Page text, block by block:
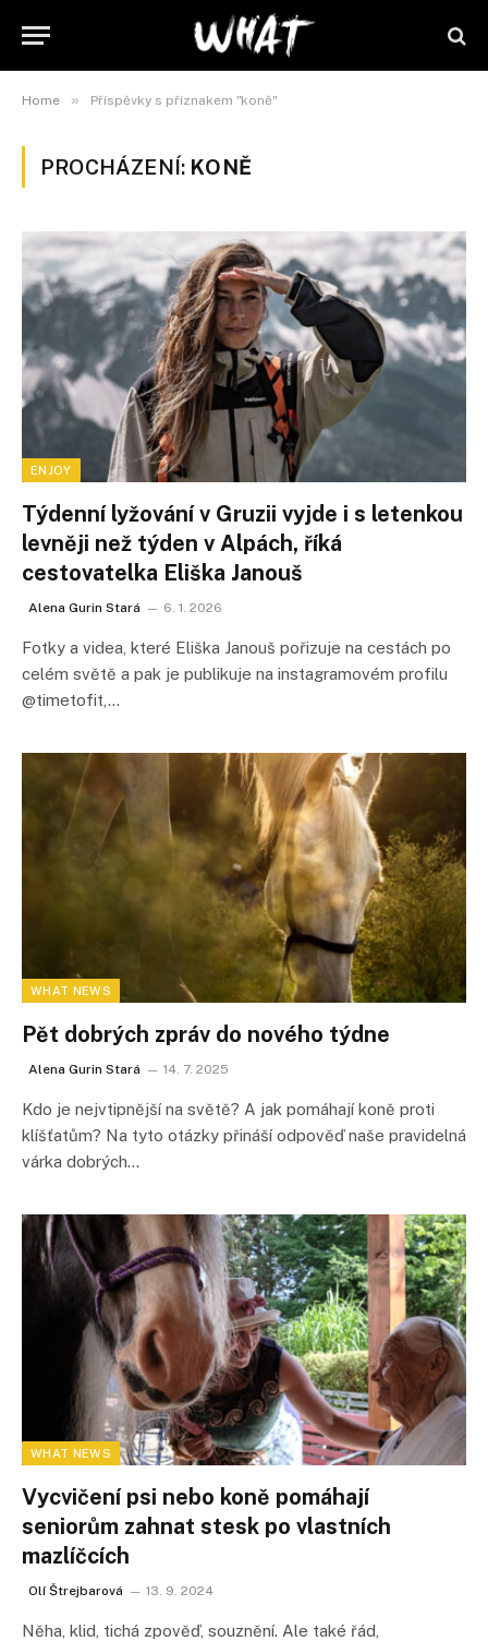
Home » Příspěvky s příznakem "koně"
PROCHÁZENÍ: KONĚ
ENJOY
Týdenní lyžování v Gruzii vyjde i s letenkou
levněji než týden v Alpách, říká
cestovatelka Eliška Janouš
Alena Gurin Stará 6. 1. 2026
Fotky a videa, které Eliška Janouš pořizuje na cestách po
celém světě a pak je publikuje na instagramovém profilu
@timetofit,…
WHAT NEWS
Pět dobrých zpráv do nového týdne
Alena Gurin Stará 14. 7. 2025
Kdo je nejvtipnější na světě? A jak pomáhají koně proti
klíšťatům? Na tyto otázky přináší odpověď naše pravidelná
várka dobrých…
WHAT NEWS
Vycvičení psi nebo koně pomáhají
seniorům zahnat stesk po vlastních
mazlíčcích
Olí Štrejbarová 13. 9. 2024
Něha, klid, tichá zpověď, souznění. Ale také řád,